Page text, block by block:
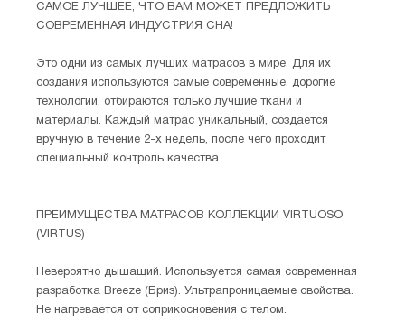
САМОЕ ЛУЧШЕЕ, ЧТО ВАМ МОЖЕТ ПРЕДЛОЖИТЬ
СОВРЕМЕННАЯ ИНДУСТРИЯ СНА!
Это одни из самых лучших матрасов в мире. Для их
создания используются самые современные, дорогие
технологии, отбираются только лучшие ткани и
материалы. Каждый матрас уникальный, создается
вручную в течение 2-х недель, после чего проходит
специальный контроль качества.
ПРЕИМУЩЕСТВА МАТРАСОВ КОЛЛЕКЦИИ VIRTUOSO
(VIRTUS)
Невероятно дышащий. Используется самая современная
разработка Breeze (Бриз). Ультрапроницаемые свойства.
Не нагревается от соприкосновения с телом.